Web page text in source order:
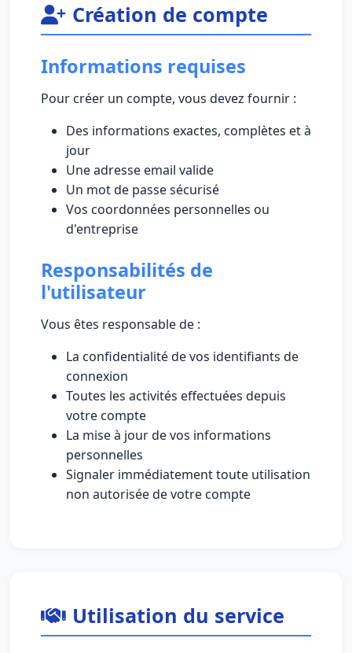
Création de compte
Informations requises
Pour créer un compte, vous devez fournir :
Des informations exactes, complètes et à
jour
Une adresse email valide
Un mot de passe sécurisé
Vos coordonnées personnelles ou
d'entreprise
Responsabilités de
l'utilisateur
Vous êtes responsable de :
La confidentialité de vos identifiants de
connexion
Toutes les activités effectuées depuis
votre compte
La mise à jour de vos informations
personnelles
Signaler immédiatement toute utilisation
non autorisée de votre compte
Utilisation du service